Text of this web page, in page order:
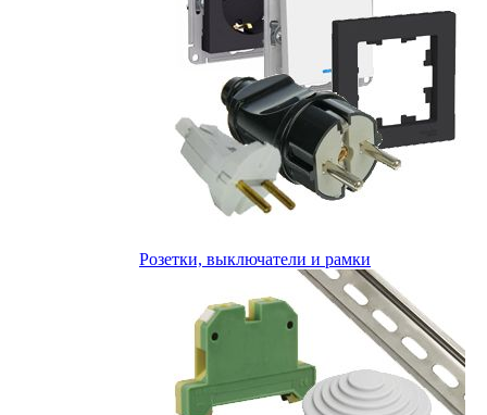
Розетки, выключатели и рамки